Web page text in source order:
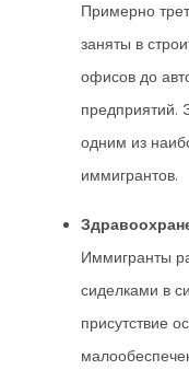
Примерно
заняты в
офисов до
предприятий.
одним из
иммигрантов.
Иммигранты
сиделками в
присутствие